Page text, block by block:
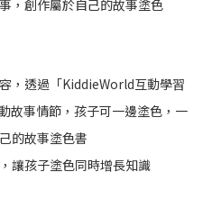
，創作屬於自己的故事塗色
，透過「KiddieWorld互動學習
故事情節，孩子可一邊塗色，一
的故事塗色書
讓孩子塗色同時增長知識